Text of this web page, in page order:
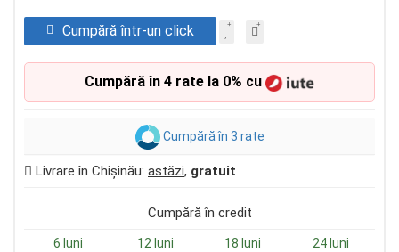
Cumpără într-un click
Cumpără în 4 rate la 0% cu
Cumpără în 3 rate
Livrare în Chișinău: astăzi, gratuit
Cumpără în credit
6 luni 12 luni 18 luni 24 luni